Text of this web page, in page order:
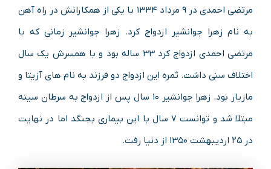
مرتضی احمدی در ۹ مرداد ۱۳۳۴ با یکی از همکارانش در راه آهن
به نام زهرا جوانشیر ازدواج کرد. زهرا جوانشیر زمانی که با
مرتضی احمدی ازدواج کرد ۳۳ ساله بود و با همسرش یک سال
اختلاف سنی داشت. ثمره این ازدواج دو فرزند به نام های آزیتا و
مازیار بود. زهرا جوانشیر ۱۰ سال پس از ازدواج به سرطان سینه
مبتلا شد و توانست ۷ سال با این بیماری بجنگد اما در نهایت
در ۲۵ اردیبهشت ۱۳۵۰ از دنیا رفت.